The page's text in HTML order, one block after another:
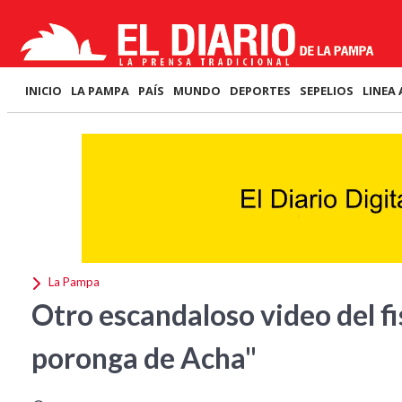
INICIO LA PAMPA PAÍS MUNDO DEPORTES SEPELIOS LINEA
La Pampa
Otro escandaloso video del
poronga de Acha"